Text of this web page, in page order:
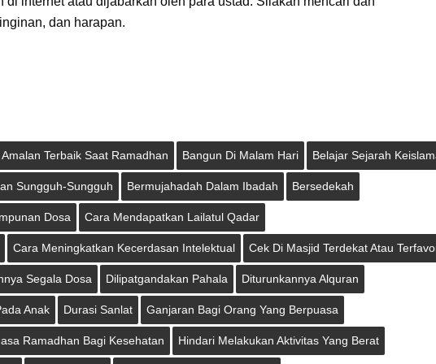
dan harapan.
Amalan Terbaik Saat Ramadhan Bangun Di Malam Hari Belajar Sejarah
Sungguh-Sungguh Bermujahadah Dalam Ibadah Bersedekah
Dosa Cara Mendapatkan Lailatul Qadar
Cara Meningkatkan Kecerdasan Intelektual Cek Di Masjid Terdekat Atau
Segala Dosa Dilipatgandakan Pahala Diturunkannya Alquran
Anak Durasi Sanlat Ganjaran Bagi Orang Yang Berpuasa
Ramadhan Bagi Kesehatan Hindari Melakukan Aktivitas Yang Berat